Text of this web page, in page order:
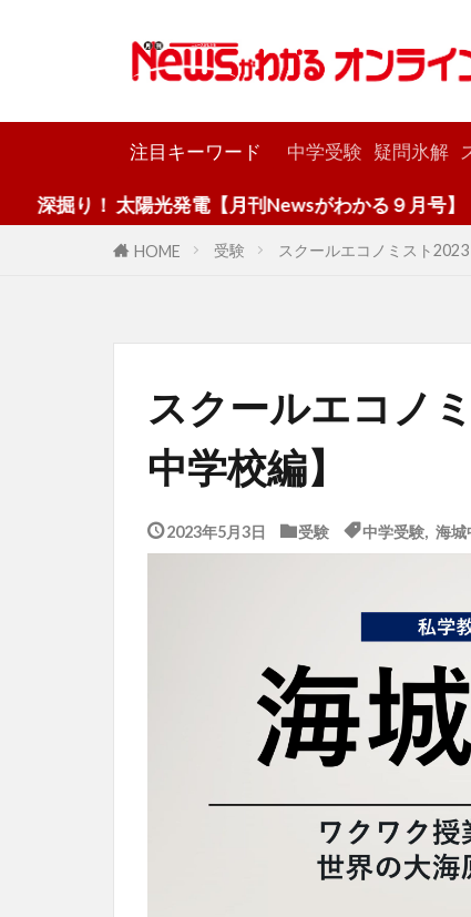
注目キーワード 中学受験 疑問氷解
陽光発電【月刊Newsがわかる９月号】
HOME 受験 スクールエコノミスト2023
スクールエコノ
中学校編】
2023年5月3日 受験 中学受験, 海城